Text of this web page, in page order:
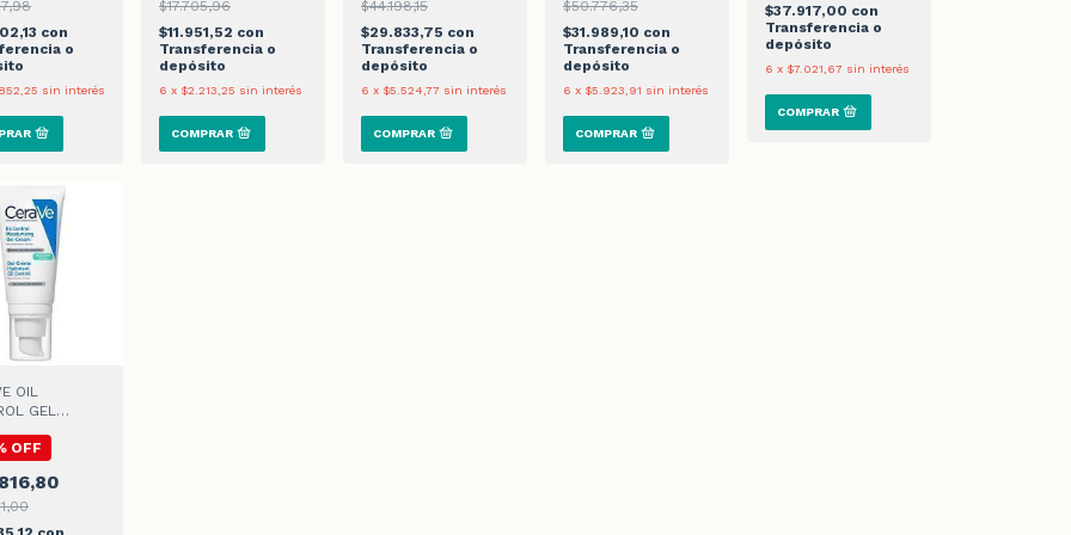
con
o
sin interés
$17.705,96
$11.951,52 con
Transferencia o
depósito
6 x $2.213,25 sin interés
$44.198,15
$29.833,75 con
Transferencia o
depósito
6 x $5.524,77 sin interés
$50.776,35
$31.989,10 con
Transferencia o
depósito
6 x $5.923,91 sin interés
$37.917,00 con
Transferencia o
depósito
6 x $7.021,67 sin interés
OIL
GEL
OFF